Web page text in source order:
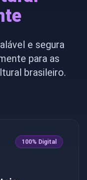
e segura
para as
brasileiro.
100% Digital